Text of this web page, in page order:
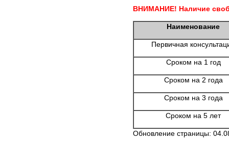
ВНИМАНИЕ! Наличие
Наименование
Первичная
Сроком на 1 год
Сроком на 2 года
Сроком на 3 года
Сроком на 5 лет
Обновление страницы: